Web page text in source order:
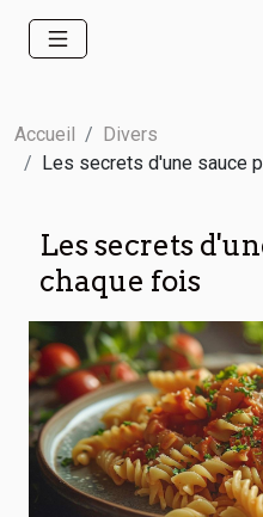
Accueil
Divers
Les secrets d'une sauce
Les secrets
chaque fois